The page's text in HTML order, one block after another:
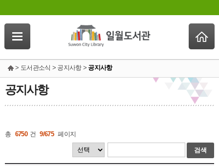
> 도서관소식 > 공지사항 > 공지사항
공지사항
총 6750 건 9/675 페이지
검색